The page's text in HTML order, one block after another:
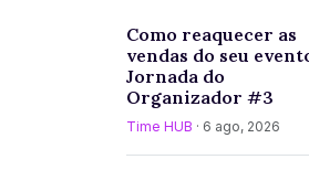
Como reaquecer as
vendas do seu
Jornada do
Organizador #3
Time HUB · 6 ago, 2026